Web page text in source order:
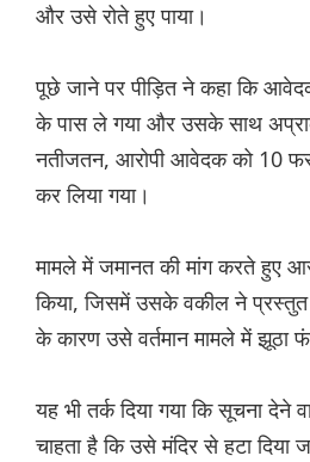
और उसे रोते हुए पाया।
पूछे जाने पर पीड़ित ने कहा कि
के पास ले गया और उसके साथ
नतीजतन, आरोपी आवेदक को 10
कर लिया गया।
मामले में जमानत की मांग करते हुए
किया, जिसमें उसके वकील ने प्रस्तुत
के कारण उसे वर्तमान मामले में झूठा
यह भी तर्क दिया गया कि सूचना देने
चाहता है कि उसे मंदिर से हटा